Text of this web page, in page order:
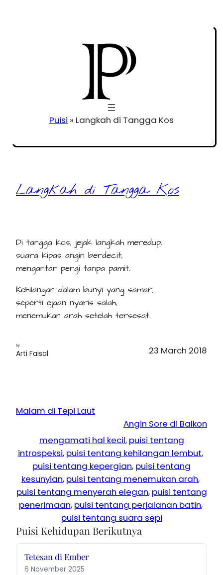
Puisi » Langkah di Tangga Kos
Langkah di Tangga Kos
Di tangga kos, jejak langkah meredup,
suara kipas angin berdecit,
mengantar pergi tanpa pamit.
Kehilangan dalam bunyi yang samar,
seperti ejaan nyaris salah,
menemukan arah setelah tersesat.
by
Arti Faisal 23 March 2018
Malam di Tepi Laut
Angin Sore di Balkon
mengamati hal kecil, puisi tentang
introspeksi, puisi tentang kehilangan lembut
puisi tentang kepergian, puisi tentang
kesunyian, puisi tentang menemukan arah
puisi tentang menyerah elegan, puisi tentang
penerimaan, puisi tentang perjalanan batin,
puisi tentang suara sepi
Puisi Kehidupan Berikutnya
Tetesan di Ember
6 November 2025